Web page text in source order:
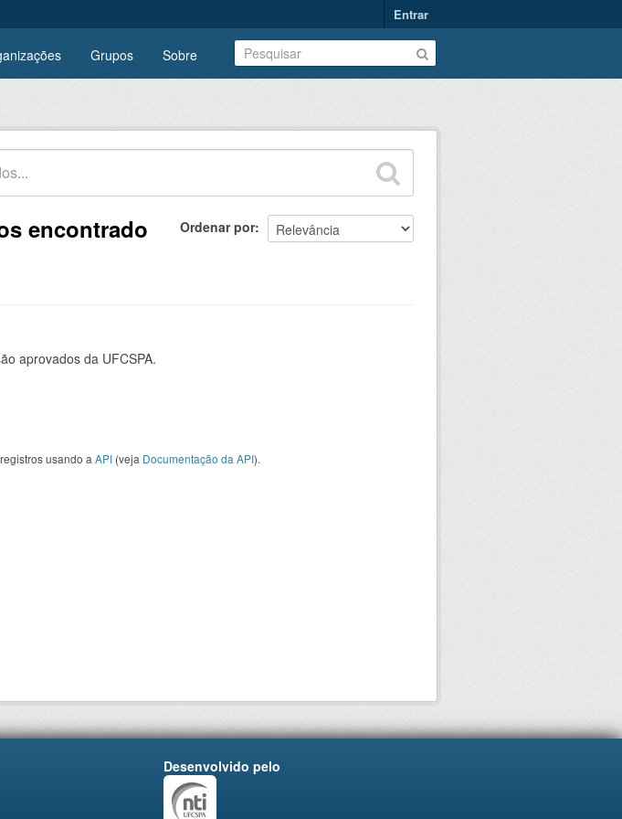
Entrar
Grupos Sobre
Ordenar por
encontrado
aprovados da UFCSPA.
usando a API (veja Documentação da API).
Desenvolvido pelo